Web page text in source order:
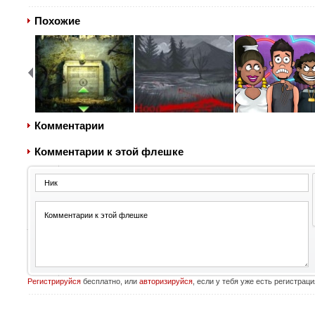
Похожие
Комментарии
Комментарии к этой флешке
Регистрируйсябесплатно, или авторизируйся, если у тебя уже есть